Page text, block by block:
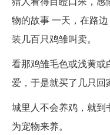
物的故事 一天，在路
装几百只鸡雏叫卖。
看那鸡雏毛色或浅黄
爱，于是就买了几只回
城里人不会养鸡，就
为宠物来养。